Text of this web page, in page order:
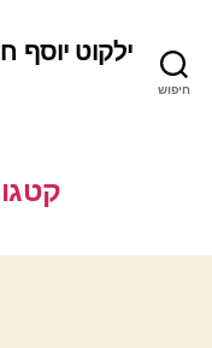
חיפוש
ילקוט יוסף